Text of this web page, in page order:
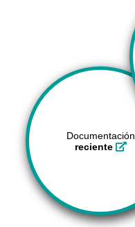
Documentación
reciente